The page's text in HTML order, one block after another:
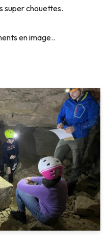
super chouettes.
en image..